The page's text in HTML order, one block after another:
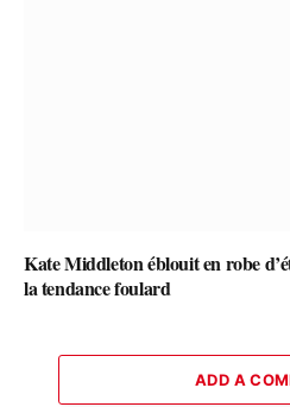
Kate Middleton éblouit en robe
la tendance foulard
ADD A